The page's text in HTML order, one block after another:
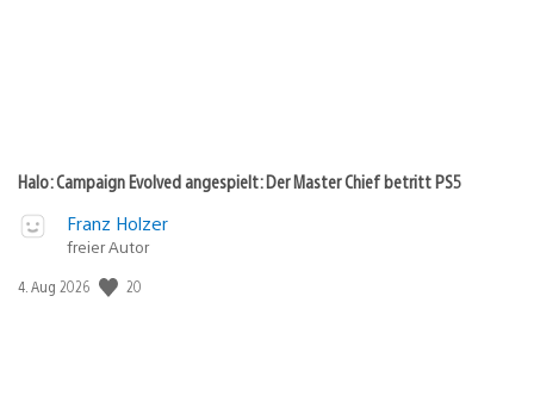
Halo: Campaign Evolved angespielt: Der Master Chief betritt PS5
Franz Holzer
freier Autor
Veröffentlichungsdatum:
4. Aug 2026 20